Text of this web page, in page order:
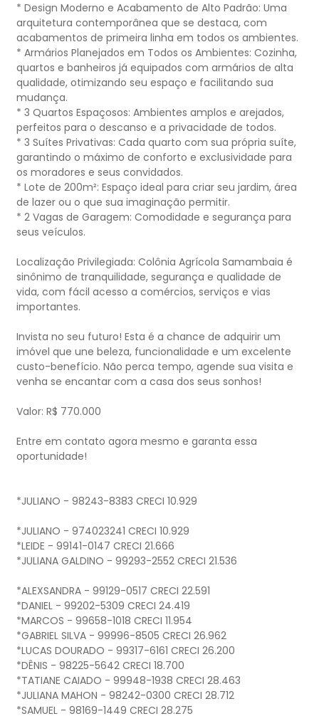
* Design Moderno e Acabamento de Alto Padrão: Uma
arquitetura contemporânea que se destaca, com
acabamentos de primeira linha em todos os ambientes.
* Armários Planejados em Todos os Ambientes: Cozinha,
quartos e banheiros já equipados com armários de alta
qualidade, otimizando seu espaço e facilitando sua
mudança.
* 3 Quartos Espaçosos: Ambientes amplos e arejados,
perfeitos para o descanso e a privacidade de todos.
* 3 Suítes Privativas: Cada quarto com sua própria suíte,
garantindo o máximo de conforto e exclusividade para
os moradores e seus convidados.
* Lote de 200m²: Espaço ideal para criar seu jardim, área
de lazer ou o que sua imaginação permitir.
* 2 Vagas de Garagem: Comodidade e segurança para
seus veículos.
Localização Privilegiada: Colônia Agrícola Samambaia é
sinônimo de tranquilidade, segurança e qualidade de
vida, com fácil acesso a comércios, serviços e vias
importantes.
Invista no seu futuro! Esta é a chance de adquirir um
imóvel que une beleza, funcionalidade e um excelente
custo-benefício. Não perca tempo, agende sua visita e
venha se encantar com a casa dos seus sonhos!
Valor: R$ 770.000
Entre em contato agora mesmo e garanta essa
oportunidade!
*JULIANO - 98243-8383 CRECI 10.929
*JULIANO - 974023241 CRECI 10.929
*LEIDE - 99141-0147 CRECI 21.666
*JULIANA GALDINO - 99293-2552 CRECI 21.536
*ALEXSANDRA - 99129-0517 CRECI 22.591
*DANIEL - 99202-5309 CRECI 24.419
*MARCOS - 99658-1018 CRECI 11.954
*GABRIEL SILVA - 99996-8505 CRECI 26.962
*LUCAS DOURADO - 99317-6161 CRECI 26.200
*DÊNIS - 98225-5642 CRECI 18.700
*TATIANE CAIADO - 99948-1938 CRECI 28.463
*JULIANA MAHON - 98242-0300 CRECI 28.712
*SAMUEL - 98169-1449 CRECI 28.275